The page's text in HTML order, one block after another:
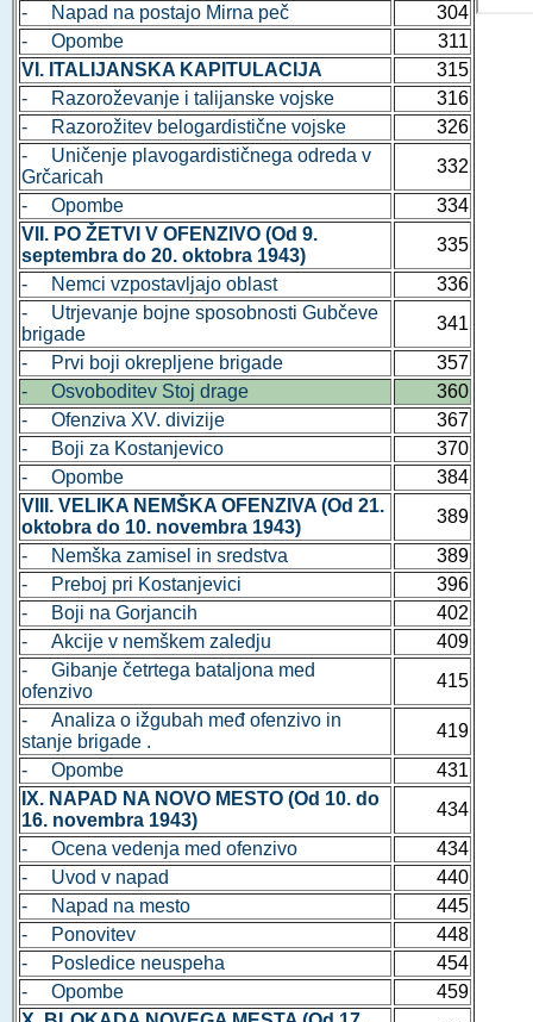
- Napad na postajo Mirna peč
304
- Opombe
311
VI. ITALIJANSKA KAPITULACIJA
315
- Razoroževanje i talijanske vojske
316
- Razorožitev belogardistične vojske
326
- Uničenje plavogardističnega odreda v
Grčaricah
332
- Opombe
334
VII. PO ŽETVI V OFENZIVO (Od 9.
septembra do 20. oktobra 1943)
335
- Nemci vzpostavljajo oblast
336
- Utrjevanje bojne sposobnosti Gubčeve
brigade
341
- Prvi boji okrepljene brigade
357
- Osvoboditev Stoj drage
360
- Ofenziva XV. divizije
367
- Boji za Kostanjevico
370
- Opombe
384
VIII. VELIKA NEMŠKA OFENZIVA (Od 21.
oktobra do 10. novembra 1943)
389
- Nemška zamisel in sredstva
389
- Preboj pri Kostanjevici
396
- Boji na Gorjancih
402
- Akcije v nemškem zaledju
409
- Gibanje četrtega bataljona med
ofenzivo
415
- Analiza o ižgubah međ ofenzivo in
stanje brigade .
419
- Opombe
431
IX. NAPAD NA NOVO MESTO (Od 10. do
16. novembra 1943)
434
- Ocena vedenja med ofenzivo
434
- Uvod v napad
440
- Napad na mesto
445
- Ponovitev
448
- Posledice neuspeha
454
- Opombe
459